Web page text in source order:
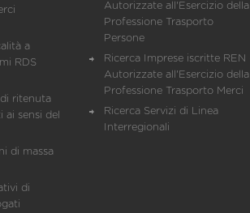
a
RDS
ritenuta
ai sensi del
di massa
di
Autorizzate all'Esercizio della
Professione Trasporto
Persone
Ricerca Imprese iscritte REN
Autorizzate all'Esercizio della
Professione Trasporto Merci
Ricerca Servizi di Linea
Interregionali